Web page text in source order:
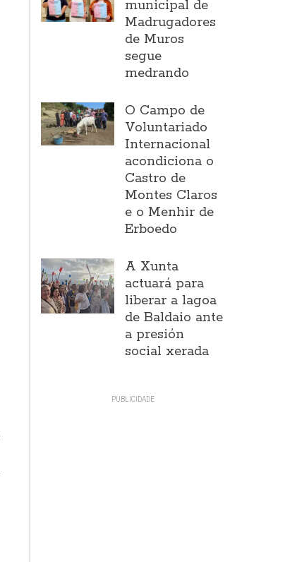
municipal de
Madrugadores
de Muros
segue
medrando
O Campo de
Voluntariado
Internacional
acondiciona o
Castro de
Montes Claros
e o Menhir de
Erboedo
A Xunta
actuará para
liberar a lagoa
de Baldaio ante
a presión
social xerada